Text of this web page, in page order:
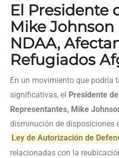
El Presidente
Mike
NDAA,
Refugiados
En un movimiento que podría
significativas, el Presidente
Representantes, Mike
disminución de disposiciones
Ley de Autorización de
relacionadas con la